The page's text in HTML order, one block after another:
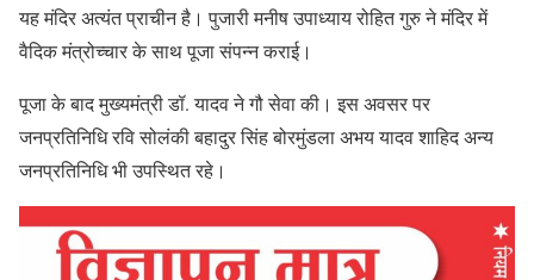
यह मंदिर अत्यंत प्राचीन है। पुजारी मनीष उपाध्याय रोहित गुरु ने मंदिर में
वैदिक मंत्रोच्चार के साथ पूजा संपन्न कराई।
पूजा के बाद मुख्यमंत्री डॉ. यादव ने गौ सेवा की। इस अवसर पर
जनप्रतिनिधि रवि सोलंकी बहादुर सिंह बोरमुंडला अभय यादव शाहिद अन्य
जनप्रतिनिधि भी उपस्थित रहे।